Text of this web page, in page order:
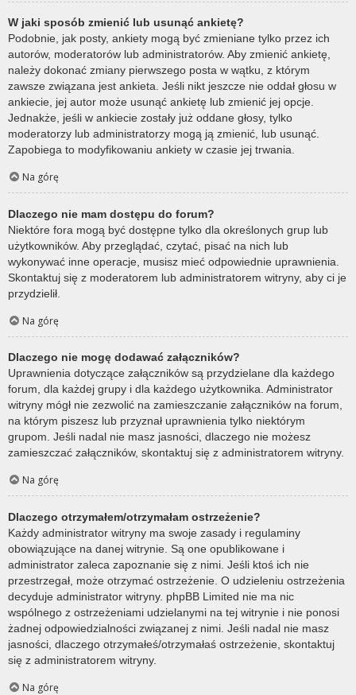
W jaki sposób zmienić lub usunąć ankietę?
Podobnie, jak posty, ankiety mogą być zmieniane tylko przez ich
autorów, moderatorów lub administratorów. Aby zmienić ankietę,
należy dokonać zmiany pierwszego posta w wątku, z którym
zawsze związana jest ankieta. Jeśli nikt jeszcze nie oddał głosu w
ankiecie, jej autor może usunąć ankietę lub zmienić jej opcje.
Jednakże, jeśli w ankiecie zostały już oddane głosy, tylko
moderatorzy lub administratorzy mogą ją zmienić, lub usunąć.
Zapobiega to modyfikowaniu ankiety w czasie jej trwania.
Na górę
Dlaczego nie mam dostępu do forum?
Niektóre fora mogą być dostępne tylko dla określonych grup lub
użytkowników. Aby przeglądać, czytać, pisać na nich lub
wykonywać inne operacje, musisz mieć odpowiednie uprawnienia.
Skontaktuj się z moderatorem lub administratorem witryny, aby ci je
przydzielił.
Na górę
Dlaczego nie mogę dodawać załączników?
Uprawnienia dotyczące załączników są przydzielane dla każdego
forum, dla każdej grupy i dla każdego użytkownika. Administrator
witryny mógł nie zezwolić na zamieszczanie załączników na forum,
na którym piszesz lub przyznał uprawnienia tylko niektórym
grupom. Jeśli nadal nie masz jasności, dlaczego nie możesz
zamieszczać załączników, skontaktuj się z administratorem witryny.
Na górę
Dlaczego otrzymałem/otrzymałam ostrzeżenie?
Każdy administrator witryny ma swoje zasady i regulaminy
obowiązujące na danej witrynie. Są one opublikowane i
administrator zaleca zapoznanie się z nimi. Jeśli ktoś ich nie
przestrzegał, może otrzymać ostrzeżenie. O udzieleniu ostrzeżenia
decyduje administrator witryny. phpBB Limited nie ma nic
wspólnego z ostrzeżeniami udzielanymi na tej witrynie i nie ponosi
żadnej odpowiedzialności związanej z nimi. Jeśli nadal nie masz
jasności, dlaczego otrzymałeś/otrzymałaś ostrzeżenie, skontaktuj
się z administratorem witryny.
Na górę